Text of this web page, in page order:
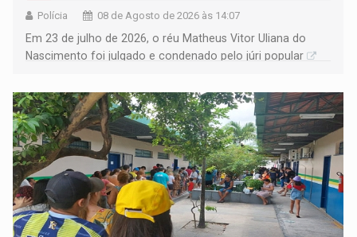
Polícia 08 de Agosto de 2026 às 14:07
Em 23 de julho de 2026, o réu Matheus Vitor Uliana do
Nascimento foi julgado e condenado pelo júri popular